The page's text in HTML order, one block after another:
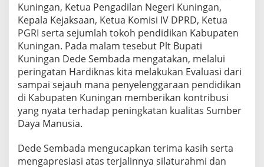
Kuningan, Ketua Pengadilan Negeri Kuningan,
Kepala Kejaksaan, Ketua Komisi IV DPRD, Ketua
PGRI serta sejumlah tokoh pendidikan Kabupaten
Kuningan. Pada malam tesebut Plt Bupati
Kuningan Dede Sembada mengatakan, melalui
peringatan Hardiknas kita melakukan Evaluasi dari
sampai sejauh mana penyelenggaraan pendidikan
di Kabupaten Kuningan memberikan kontribusi
yang nyata terhadap peningkatan kualitas Sumber
Daya Manusia.
Dede Sembada mengucapkan terima kasih serta
mengapresiasi atas terjalinnya silaturahmi dan